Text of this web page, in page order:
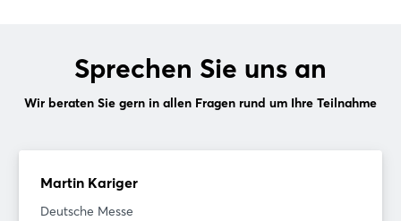
Sprechen Sie uns an
Wir beraten Sie gern in allen Fragen rund um Ihre Teilnahme
Martin Kariger
Deutsche Messe